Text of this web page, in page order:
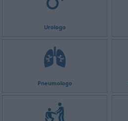
Urologo
Pneumologo